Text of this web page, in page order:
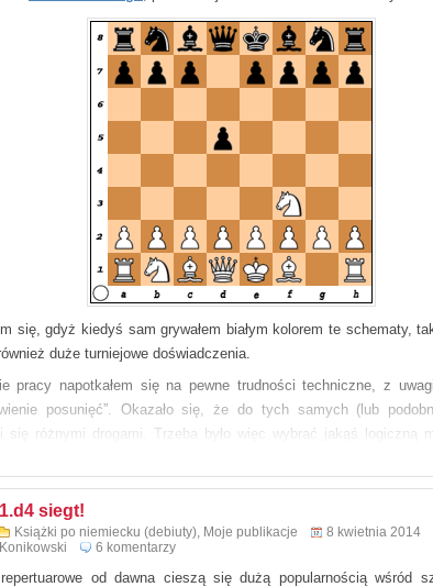
się, gdyż kiedyś sam grywałem białym kolorem te schematy,
duże turniejowe doświadczenia.
pracy napotkałem się na pewne trudności techniczne, z
posunięć”. Okazało się, że do tych samych (lub
się różnymi drogami. Trzeba było więc wybrać jakąś logiczną
nie pogubił się w gąszczu skomplikowanych wariantów i różnych
po prawie dwóch latach pracy powstała ta
był mistrz w grze korespondencyjnej Uwe
już cztery monografie debiutowe.
oczekiwał od nas około 200 stron, wyszło 315.
1.d4 siegt!
Książki po niemiecku (debiuty), Moje publikacje 8 kwietnia 2014
Konikowski
6 komentarzy
od dawna cieszą się dużą popularnością wśród